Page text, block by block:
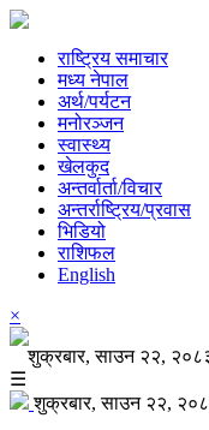
राष्ट्रिय समाचार
मध्य नेपाल
अर्थ/पर्यटन
मनोरञ्जन
स्वास्थ्य
खेलकुद
अन्तर्वार्ता/विचार
अन्तर्राष्ट्रिय/प्रवास
भिडियो
राशिफल
English
×
शुक्रबार, साउन २२,
☰
शुक्रबार, साउन २२,